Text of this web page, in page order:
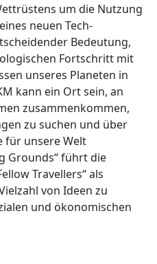
um die Nutzung
neuen Tech-
Bedeutung,
Fortschritt mit
unseres Planeten in
kann ein Ort sein, an
zusammenkommen,
zu suchen und über
für unsere Welt
Grounds“ führt die
Travellers“ als
von Ideen zu
und ökonomischen